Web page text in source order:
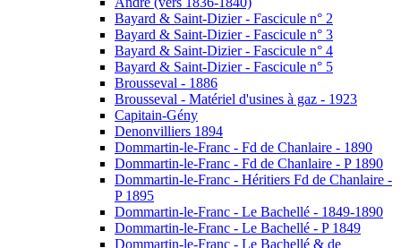
Bayard & Saint-Dizier - Fascicule n° 2
Bayard & Saint-Dizier - Fascicule n° 3
Bayard & Saint-Dizier - Fascicule n° 4
Bayard & Saint-Dizier - Fascicule n° 5
Brousseval - 1886
Brousseval - Matériel d'usines à gaz - 1923
Capitain-Gény
Denonvilliers 1894
Dommartin-le-Franc - Fd de Chanlaire - 1890
Dommartin-le-Franc - Fd de Chanlaire - P 1890
Dommartin-le-Franc - Héritiers Fd de Chanlaire -
P 1895
Dommartin-le-Franc - Le Bachellé - 1849-1890
Dommartin-le-Franc - Le Bachellé - P 1849
Dommartin-le-Franc - Le Bachellé & de